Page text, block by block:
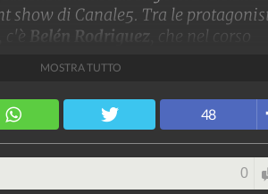
show di Canale5. Tra le
c'è Belén Rodriguez , che nel corso
MOSTRA TUTTO
48
0